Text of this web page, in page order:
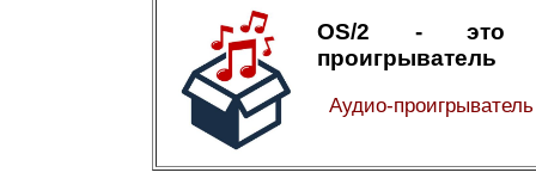
OS/2 - это
проигрыватель
Аудио-